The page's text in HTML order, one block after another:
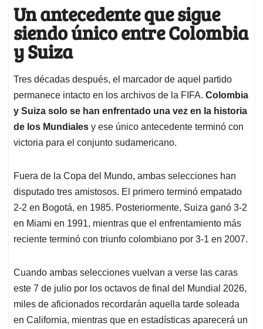
Un antecedente que sigue
siendo único entre Colombia
y Suiza
Tres décadas después, el marcador de aquel partido
permanece intacto en los archivos de la FIFA. Colombia
y Suiza solo se han enfrentado una vez en la historia
de los Mundiales y ese único antecedente terminó con
victoria para el conjunto sudamericano.
Fuera de la Copa del Mundo, ambas selecciones han
disputado tres amistosos. El primero terminó empatado
2-2 en Bogotá, en 1985. Posteriormente, Suiza ganó 3-2
en Miami en 1991, mientras que el enfrentamiento más
reciente terminó con triunfo colombiano por 3-1 en 2007.
Cuando ambas selecciones vuelvan a verse las caras
este 7 de julio por los octavos de final del Mundial 2026,
miles de aficionados recordarán aquella tarde soleada
en California, mientras que en estadísticas aparecerá un